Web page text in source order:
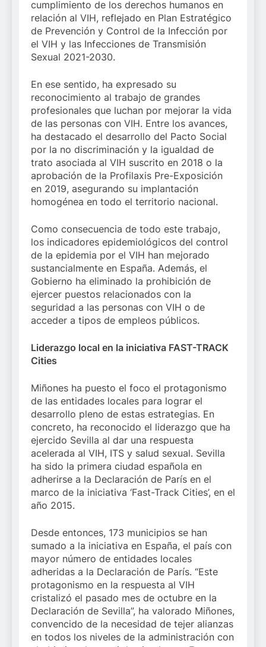
cumplimiento de los derechos humanos en
relación al VIH, reflejado en Plan Estratégico
de Prevención y Control de la Infección por
el VIH y las Infecciones de Transmisión
Sexual 2021-2030.
En ese sentido, ha expresado su
reconocimiento al trabajo de grandes
profesionales que luchan por mejorar la vida
de las personas con VIH. Entre los avances,
ha destacado el desarrollo del Pacto Social
por la no discriminación y la igualdad de
trato asociada al VIH suscrito en 2018 o la
aprobación de la Profilaxis Pre-Exposición
en 2019, asegurando su implantación
homogénea en todo el territorio nacional.
Como consecuencia de todo este trabajo,
los indicadores epidemiológicos del control
de la epidemia por el VIH han mejorado
sustancialmente en España. Además, el
Gobierno ha eliminado la prohibición de
ejercer puestos relacionados con la
seguridad a las personas con VIH o de
acceder a tipos de empleos públicos.
Liderazgo local en la iniciativa FAST-TRACK
Cities
Miñones ha puesto el foco el protagonismo
de las entidades locales para lograr el
desarrollo pleno de estas estrategias. En
concreto, ha reconocido el liderazgo que ha
ejercido Sevilla al dar una respuesta
acelerada al VIH, ITS y salud sexual. Sevilla
ha sido la primera ciudad española en
adherirse a la Declaración de París en el
marco de la iniciativa ‘Fast-Track Cities’, en el
año 2015.
Desde entonces, 173 municipios se han
sumado a la iniciativa en España, el país con
mayor número de entidades locales
adheridas a la Declaración de París. “Este
protagonismo en la respuesta al VIH
cristalizó el pasado mes de octubre en la
Declaración de Sevilla”, ha valorado Miñones,
convencido de la necesidad de tejer alianzas
en todos los niveles de la administración con